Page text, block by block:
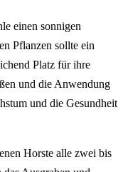
einen sonnigen
Pflanzen sollte ein
Platz für ihre
und die Anwendung
und die Gesundheit
Horste alle zwei bis